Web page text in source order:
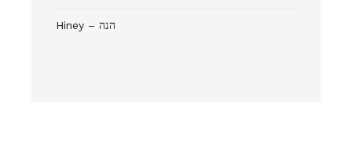
Hiney – הנה